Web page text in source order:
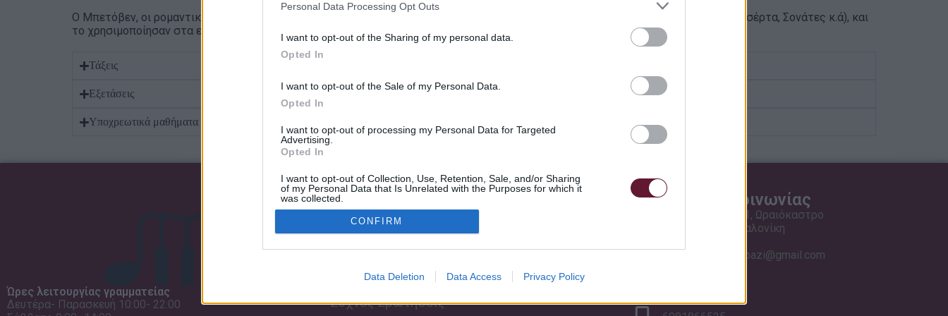
Personal Data Processing Opt Outs
I want to opt-out of the Sharing of my personal data.
Opted In
I want to opt-out of the Sale of my Personal Data.
Opted In
I want to opt-out of processing my Personal Data for Targeted
Advertising.
Opted In
I want to opt-out of Collection, Use, Retention, Sale, and/or Sharing
of my Personal Data that Is Unrelated with the Purposes for which it
was collected.
Opted Out
CONFIRM
Data Deletion Data Access Privacy Policy
Ο Μπετόβεν, οι ρομαντικοί και ιδιαίτερα ο Βάγκνερ, συνέτειναν στην πλήρη ανεξαρτησία του και έγραψαν ειδικά έργα γι αυτό (Κοντσέρτα, Σονάτες κ.ά), και
το χρησιμοποίησαν στα είδη της μουσικής δωματίου, ισότιμα με το βιολί.
Τάξεις
Εξετάσεις
Υποχρεωτικά μαθήματα
Ώρες λειτουργίας γραμματείας
Δευτέρα- Παρασκευή 10:00- 22:00
Πληροφορίες
Σχετικά με εμάς
Κανονισμός
Τρόποι πληρωμής
Συχνές Ερωτήσεις
Εκδηλώσεις
θεωρία Νέο
Στοιχεία επικοινωνίας
Βασ. Γεωργίου 11, Ωραιόκαστρο
Τ.Κ. 57013 Θεσσαλονίκη
musicschooltompazi@gmail.com